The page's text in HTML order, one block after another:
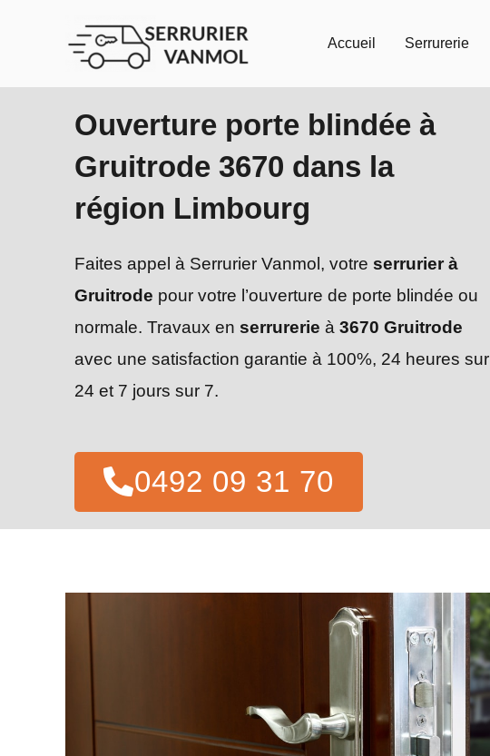
Accueil Serrurerie
Ouverture porte blindée à
Gruitrode 3670 dans la
région Limbourg
Faites appel à Serrurier Vanmol, votre serrurier à
Gruitrode pour votre l’ouverture de porte blindée ou
normale. Travaux en serrurerie à 3670 Gruitrode
avec une satisfaction garantie à 100%, 24 heures sur
24 et 7 jours sur 7.
0492 09 31 70